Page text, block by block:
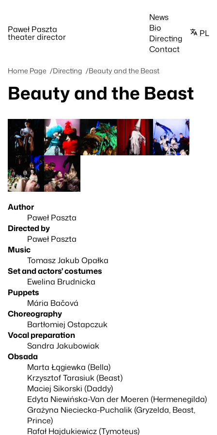
Paweł Paszta
theater director
News
Bio
Directing
Contact
PL
Home Page Directing Beauty and the Beast
Beauty and the Beast
Author
Paweł Paszta
Directed by
Paweł Paszta
Music
Tomasz Jakub Opałka
Set and actors' costumes
Ewelina Brudnicka
Puppets
Mária Bačová
Choreography
Bartłomiej Ostapczuk
Vocal preparation
Sandra Jakubowiak
Obsada
Marta Łągiewka (Bella)
Krzysztof Tarasiuk (Beast)
Maciej Sikorski (Daddy)
Edyta Niewińska-Van der Moeren (Hermenegilda)
Grażyna Nieciecka-Puchalik (Gryzelda, Beast,
Prince)
Rafał Hajdukiewicz (Tymoteus)